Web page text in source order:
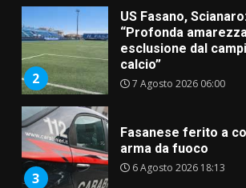
3
Fasanese ferito a
arma da fuoco
6 Agosto 2026 18:13
4
piano di aperture
straordinarie del
Fasano